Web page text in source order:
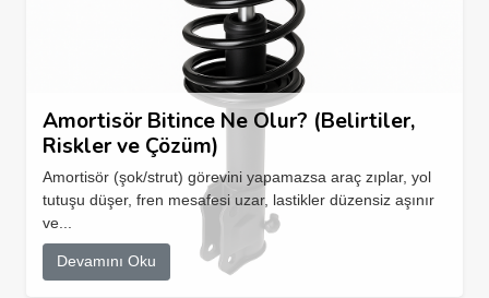
Amortisör Bitince Ne Olur? (Belirtiler,
Riskler ve Çözüm)
Amortisör (şok/strut) görevini yapamazsa araç zıplar, yol
tutuşu düşer, fren mesafesi uzar, lastikler düzensiz aşınır
ve...
Devamını Oku